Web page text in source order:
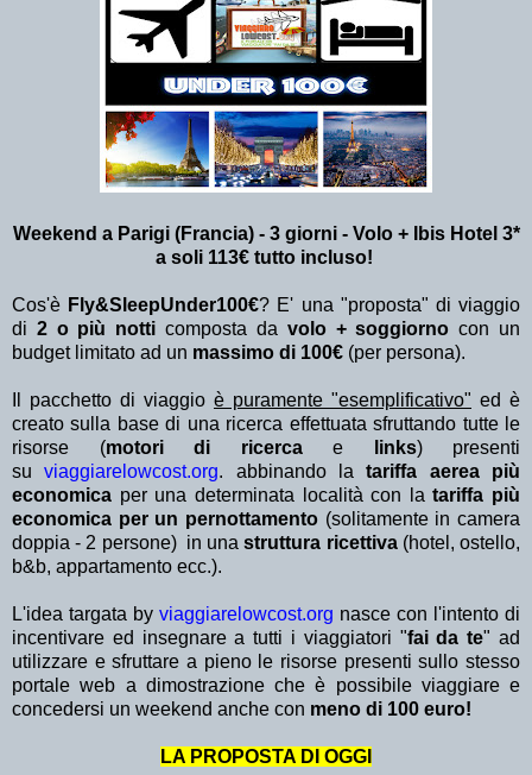
Weekend a Parigi (Francia) - 3 giorni - Volo + Ibis Hotel 3*
a soli 113€ tutto incluso!
Cos'è Fly&SleepUnder100€? E' una "proposta" di viaggio
di 2 o più notticomposta da volo + soggiorno con un
budget limitato ad un massimo di 100€ (per persona).
Il pacchetto di viaggio è puramente "esemplificativo" ed è
creato sulla base di una ricerca effettuata sfruttando tutte le
risorse (motori di ricerca e links) presenti
suviaggiarelowcost.org. abbinando la tariffa aerea più
economica per una determinata località con latariffa più
economica per un pernottamento (solitamente in camera
doppia - 2 persone) in unastruttura ricettiva(hotel, ostello,
b&b, appartamento ecc.).
L'idea targata by viaggiarelowcost.org nasce con l'intento di
incentivare ed insegnare a tutti i viaggiatori "fai da te" ad
utilizzare e sfruttare a pieno le risorse presenti sullo stesso
portale web a dimostrazione che è possibile viaggiare e
concedersi un weekend anche con meno di 100 euro!
LA PROPOSTA DI OGGI